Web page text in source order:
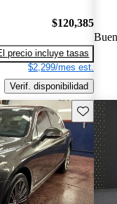
$120,385
precio incluye tasas
$2,299/mes est.
Verif. disponibilidad
Guarda